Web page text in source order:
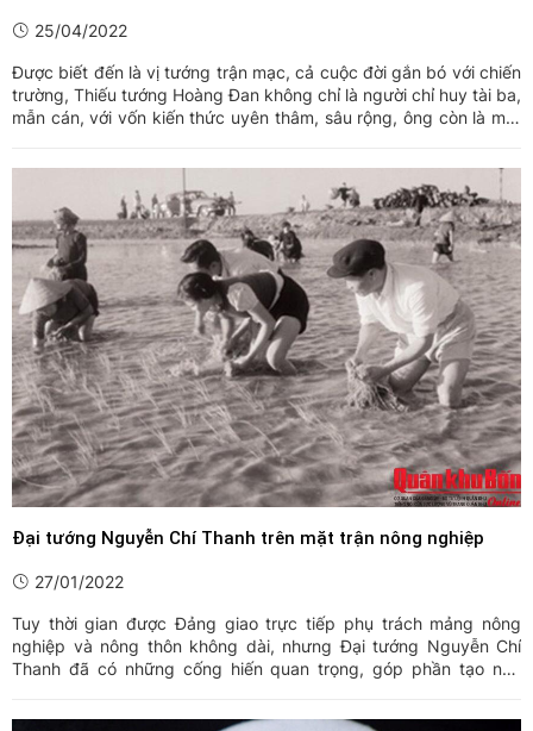
25/04/2022
Được biết đến là vị tướng trận mạc, cả cuộc đời gắn bó với chiến
trường, Thiếu tướng Hoàng Đan không chỉ là người chỉ huy tài ba,
mẫn cán, với vốn kiến thức uyên thâm, sâu rộng, ông còn là một
Đại tướng Nguyễn Chí Thanh trên mặt trận nông nghiệp
27/01/2022
Tuy thời gian được Đảng giao trực tiếp phụ trách mảng nông
nghiệp và nông thôn không dài, nhưng Đại tướng Nguyễn Chí
Thanh đã có những cống hiến quan trọng, góp phần tạo nên